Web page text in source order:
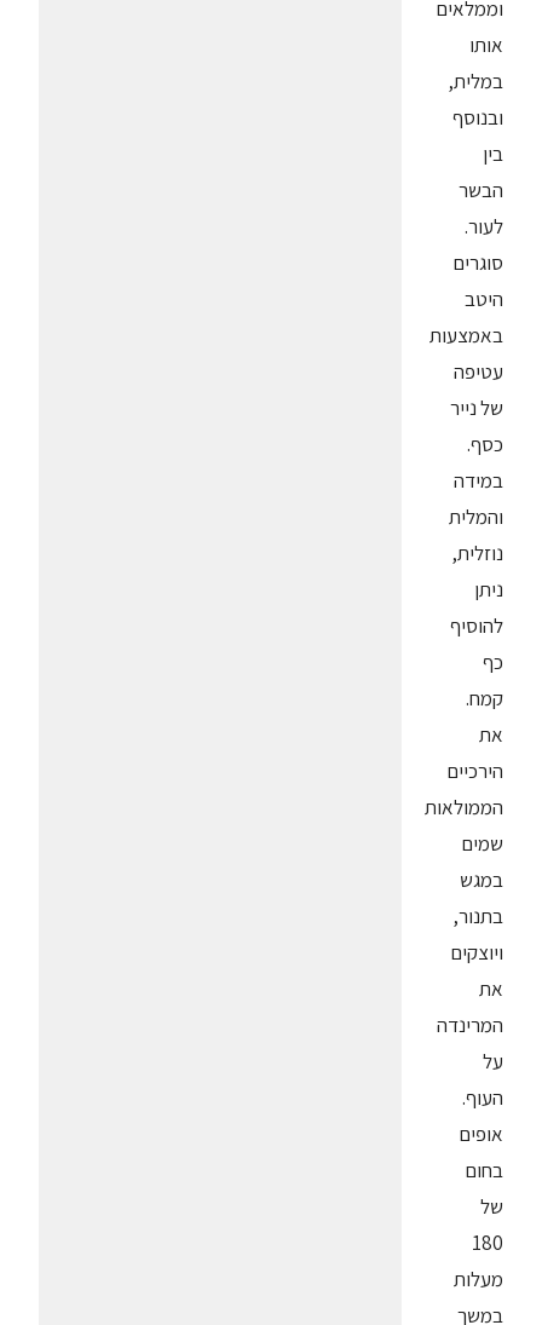
וממלאים
אותו
במלית,
ובנוסף
בין
הבשר
לעור.
סוגרים
היטב
באמצעות
עטיפה
של נייר
כסף.
במידה
והמלית
נוזלית,
ניתן
להוסיף
כף
קמח.
את
הירכיים
הממולאות
שמים
במגש
בתנור,
ויוצקים
את
המרינדה
על
העוף.
אופים
בחום
של
180
מעלות
במשך